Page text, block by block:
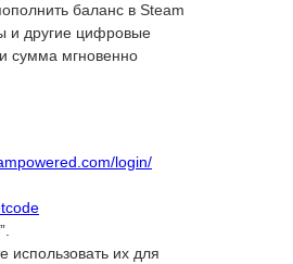
баланс в Steam
и другие цифровые
сумма мгновенно
login/
использовать их для